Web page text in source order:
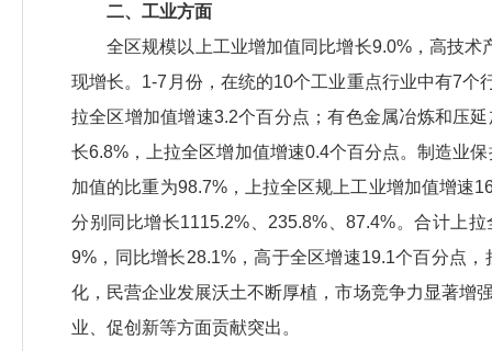
二、工业方面
全区规模以上工业增加值同比增长9.0%，高技
现增长。1-7月份，在统的10个工业重点行业中有7
拉全区增加值增速3.2个百分点；有色金属冶炼和压
长6.8%，上拉全区增加值增速0.4个百分点。制造业
加值的比重为98.7%，上拉全区规上工业增加值增速
分别同比增长1115.2%、235.8%、87.4%。合计上
9%，同比增长28.1%，高于全区增速19.1个百分点
化，民营企业发展沃土不断厚植，市场竞争力显著增
业、促创新等方面贡献突出。